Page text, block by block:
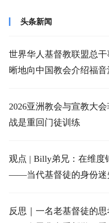
头条新闻
世界华人基督教联盟总
晰地向中国教会介绍福音
2026亚洲教会与宣教大
战是重回门徒训练
观点 | Billy弟兄：在维度
——当代基督徒的身份迷
反思｜一名老基督徒的